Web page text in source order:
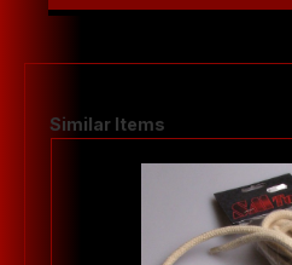
Produktgalerie überspringen
Similar Items